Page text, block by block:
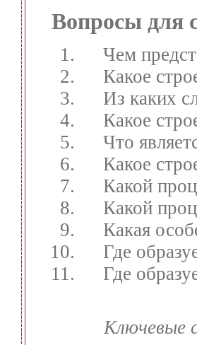
Вопросы для
Чем
Какое
Из каких
Какое
Что
Какое
Какой
Какой
Какая
Где
Где
Ключевые